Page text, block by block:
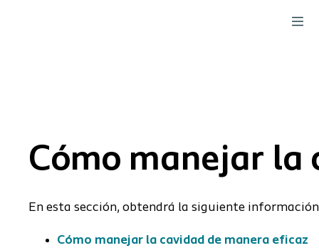
Cómo manejar la
En esta sección, obtendrá la siguiente
Cómo manejar la cavidad de manera eficaz